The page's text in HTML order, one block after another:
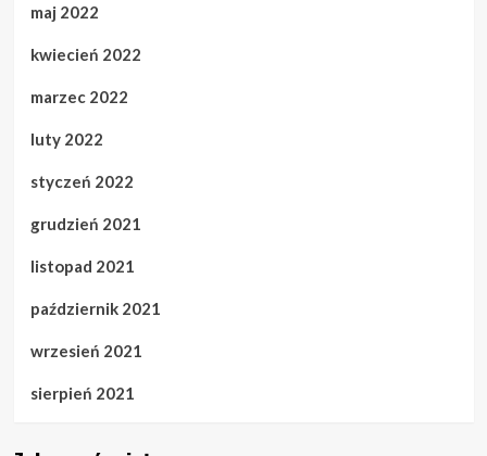
maj 2022
kwiecień 2022
marzec 2022
luty 2022
styczeń 2022
grudzień 2021
listopad 2021
październik 2021
wrzesień 2021
sierpień 2021